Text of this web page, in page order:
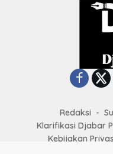
Redaksi
Klarifikasi Djabar
Kebijakan